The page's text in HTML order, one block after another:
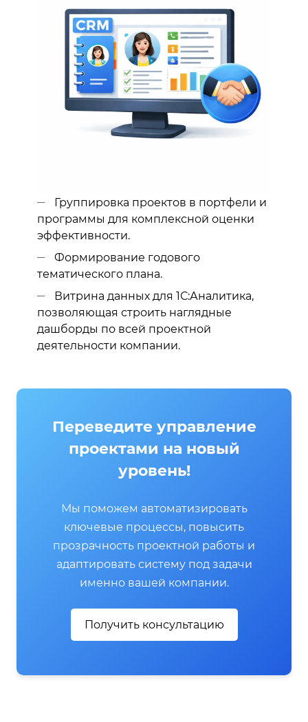
Группировка проектов в портфели и
программы для комплексной оценки
эффективности.
Формирование годового
тематического плана.
Витрина данных для 1С:Аналитика,
позволяющая строить наглядные
дашборды по всей проектной
деятельности компании.
Переведите управление
проектами на новый
уровень!
Мы поможем автоматизировать
ключевые процессы, повысить
прозрачность проектной работы и
адаптировать систему под задачи
именно вашей компании.
Получить консультацию